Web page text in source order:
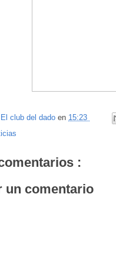
El club del dado en 15:23
:
un comentario